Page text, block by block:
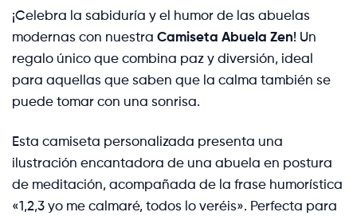
¡Celebra la sabiduría y el humor de las abuelas
modernas con nuestra Camiseta Abuela Zen! Un
regalo único que combina paz y diversión, ideal
para aquellas que saben que la calma también se
puede tomar con una sonrisa.
Esta camiseta personalizada presenta una
ilustración encantadora de una abuela en postura
de meditación, acompañada de la frase humorística
«1,2,3 yo me calmaré, todos lo veréis». Perfecta para